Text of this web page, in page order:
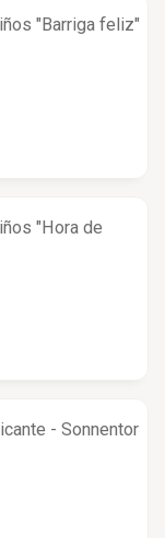
"Barriga feliz"
"Hora de
- Sonnentor